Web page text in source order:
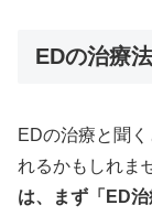
EDの治療
EDの治療と聞
れるかもしれま
は、まず「ED